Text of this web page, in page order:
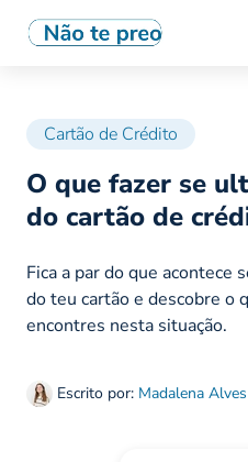
Cartão de Crédito
O que fazer se
do cartão de
Escrito por: Madalena Alves
Fica a par do que acontece
do teu cartão e descobre o
encontres nesta situação.